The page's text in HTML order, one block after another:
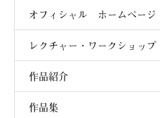
オフィシャル ホームページ
レクチャー・ワークショップ
作品紹介
作品集